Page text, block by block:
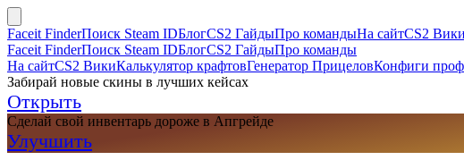
Faceit FinderПоиск Steam IDБлогCS2 ГайдыПро командыНа сайтCS2 Вики
Faceit FinderПоиск Steam IDБлогCS2 ГайдыПро команды
На сайтCS2 ВикиКалькулятор крафтовГенератор ПрицеловКонфиги
Забирай новые скины в лучших кейсах
Открыть
Сделай свой инвентарь дороже в Апгрейде
Улучшить